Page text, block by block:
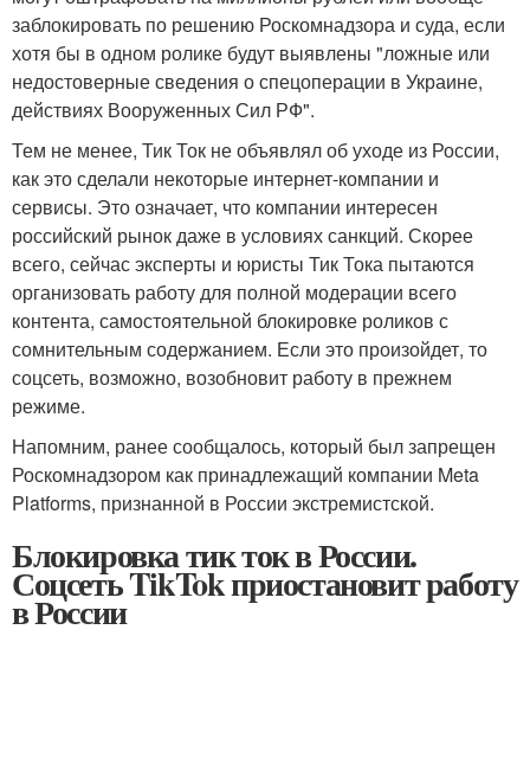
заблокировать по решению Роскомнадзора и суда, если
хотя бы в одном ролике будут выявлены "ложные или
недостоверные сведения о спецоперации в Украине,
действиях Вооруженных Сил РФ".
Тем не менее, Тик Ток не объявлял об уходе из России,
как это сделали некоторые интернет-компании и
сервисы. Это означает, что компании интересен
российский рынок даже в условиях санкций. Скорее
всего, сейчас эксперты и юристы Тик Тока пытаются
организовать работу для полной модерации всего
контента, самостоятельной блокировке роликов с
сомнительным содержанием. Если это произойдет, то
соцсеть, возможно, возобновит работу в прежнем
режиме.
Напомним, ранее сообщалось, который был запрещен
Роскомнадзором как принадлежащий компании Meta
Platforms, признанной в России экстремистской.
Блокировка тик ток в России.
Соцсеть TikTok приостановит работу
в России